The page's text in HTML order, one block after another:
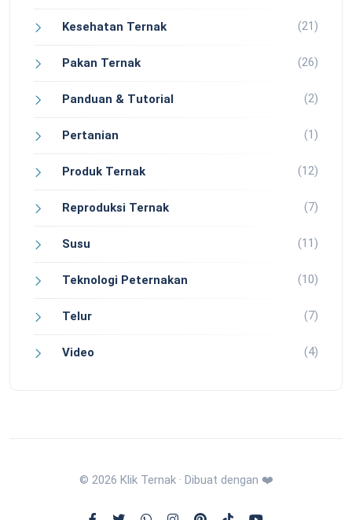
Kesehatan Ternak (21)
Pakan Ternak (26)
Panduan & Tutorial (2)
Pertanian (1)
Produk Ternak (12)
Reproduksi Ternak (7)
Susu (11)
Teknologi Peternakan (10)
Telur (7)
Video (4)
© 2026 Klik Ternak · Dibuat dengan ❤️